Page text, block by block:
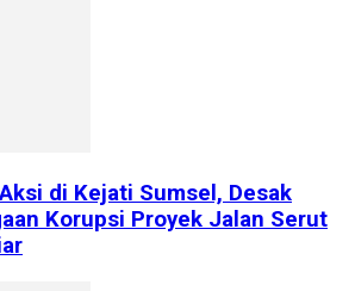
di Kejati Sumsel, Desak
Korupsi Proyek Jalan Serut